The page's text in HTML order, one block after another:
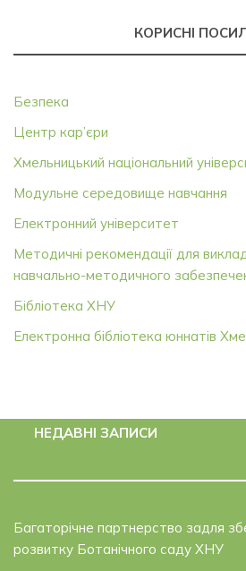
КОРИСНІ
Безпека
Центр кар’єри
Хмельницький національний
Модульне середовище навчання
Електронний університет
Методичні рекомендації для
навчально-методичного
Бібліотека ХНУ
Електронна бібліотека юннатів
НЕДАВНІ ЗАПИСИ
Багаторічне партнерство задля
розвитку Ботанічного саду ХНУ